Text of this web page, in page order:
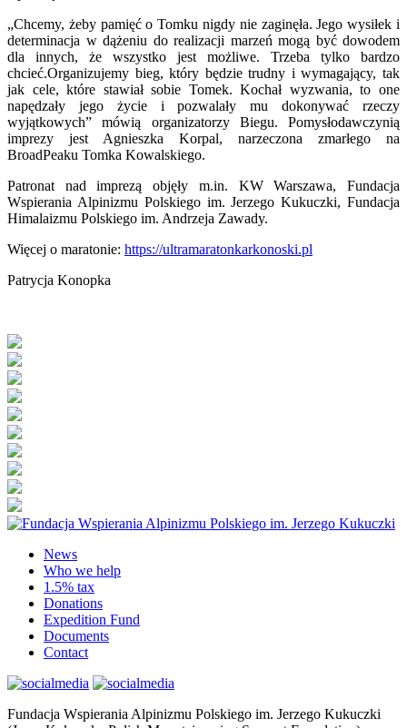
„Chcemy, żeby pamięć o Tomku nigdy nie zaginęła. Jego wysiłek i
determinacja w dążeniu do realizacji marzeń mogą być dowodem
dla innych, że wszystko jest możliwe. Trzeba tylko bardzo
chcieć.Organizujemy bieg, który będzie trudny i wymagający, tak
jak cele, które stawiał sobie Tomek. Kochał wyzwania, to one
napędzały jego życie i pozwalały mu dokonywać rzeczy
wyjątkowych” mówią organizatorzy Biegu. Pomysłodawczynią
imprezy jest Agnieszka Korpal, narzeczona zmarłego na
BroadPeaku Tomka Kowalskiego.
Patronat nad imprezą objęły m.in. KW Warszawa, Fundacja
Wspierania Alpinizmu Polskiego im. Jerzego Kukuczki, Fundacja
Himalaizmu Polskiego im. Andrzeja Zawady.
Więcej o maratonie: https://ultramaratonkarkonoski.pl
Patrycja Konopka
News
Who we help
1.5% tax
Donations
Expedition Fund
Documents
Contact
Fundacja Wspierania Alpinizmu Polskiego im. Jerzego Kukuczki